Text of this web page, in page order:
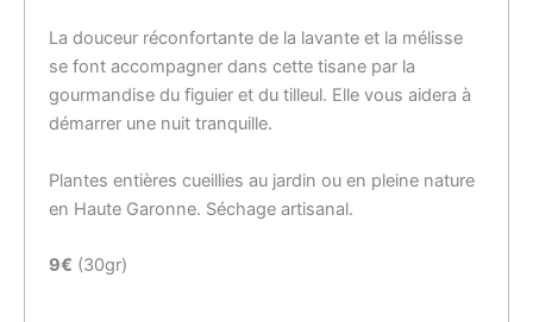
La douceur réconfortante de la lavante et la mélisse
se font accompagner dans cette tisane par la
gourmandise du figuier et du tilleul. Elle vous aidera à
démarrer une nuit tranquille.
Plantes entières cueillies au jardin ou en pleine nature
en Haute Garonne. Séchage artisanal.
9€ (30gr)